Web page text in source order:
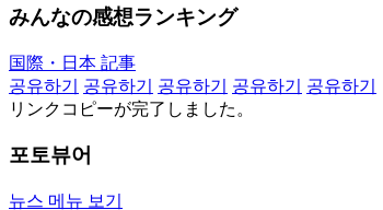
みんなの感想ランキング
国際・日本 記事
공유하기
공유하기 공유하기 공유하기
공유하기
リンクコピーが完了しました。
포토뷰어
뉴스 메뉴 보기